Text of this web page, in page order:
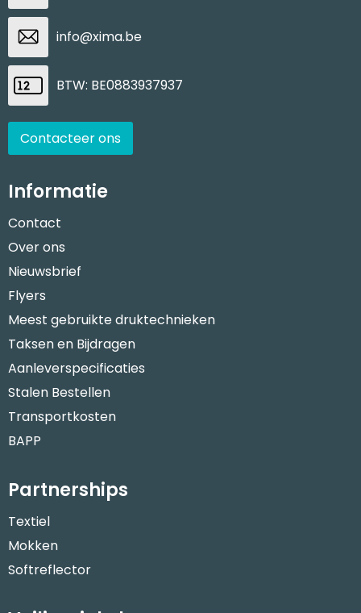
info@xima.be
BTW: BE0883937937
Contacteer ons
Informatie
Contact
Over ons
Nieuwsbrief
Flyers
Meest gebruikte druktechnieken
Taksen en Bijdragen
Aanleverspecificaties
Stalen Bestellen
Transportkosten
BAPP
Partnerships
Textiel
Mokken
Softreflector